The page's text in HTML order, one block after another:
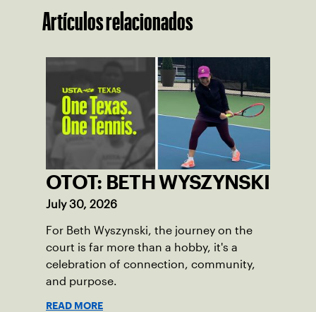
Artículos relacionados
OTOT: BETH WYSZYNSKI
July 30, 2026
For Beth Wyszynski, the journey on the
court is far more than a hobby, it's a
celebration of connection, community,
and purpose.
READ MORE